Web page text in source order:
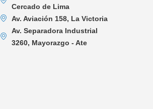
Cercado de Lima
Av. Aviación 158, La Victoria
Av. Separadora Industrial
3260, Mayorazgo - Ate